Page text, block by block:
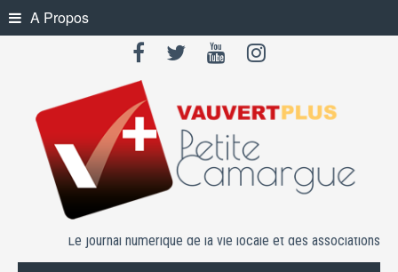
Skip
to
A Propos
Le journal numérique de la vie locale et des associations